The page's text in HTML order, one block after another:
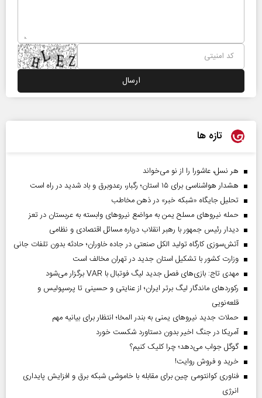
تازه ها
هر نسل، عاشورا را از نو می‌خواند
هشدار هواشناسی برای ۱۵ استان؛ رگبار، رعدوبرق و باد شدید در راه است
تحلیل جایگاه «شبکه خبر» در ذهن مخاطب
حمله نیروهای مسلح یمن به مواضع نیروهای وابسته به عربستان در تعز
دیدار رئیس‌ جمهور با رهبر انقلاب درباره مسائل اقتصادی و نظامی
آتش‌سوزی کارگاه تولید الکل صنعتی در جاده خاوران؛ حادثه بدون تلفات جانی
وزارت کشور با تشکیل استان جدید در تهران مخالف است
مهدی تاج: بازی‌های فصل جدید لیگ فوتبال با VAR برگزار می‌شود
رکورد‌های ماندگار لیگ برتر ایران؛ از عنایتی و حسینی تا پرسپولیس و
قلعه‌نویی
حملات جدید نیروهای یمنی به بندر المخا؛ انتظار برای بیانیه مهم
آمریکا در جنگ اخیر بدون دستاورد شکست خورد
گوگل جواب می‌دهد؛ چرا کلیک کنیم؟
خرید و فروش روایت!
فناوری کوانتومی چین برای مقابله با خاموشی شبکه برق و افزایش پایداری
انرژی